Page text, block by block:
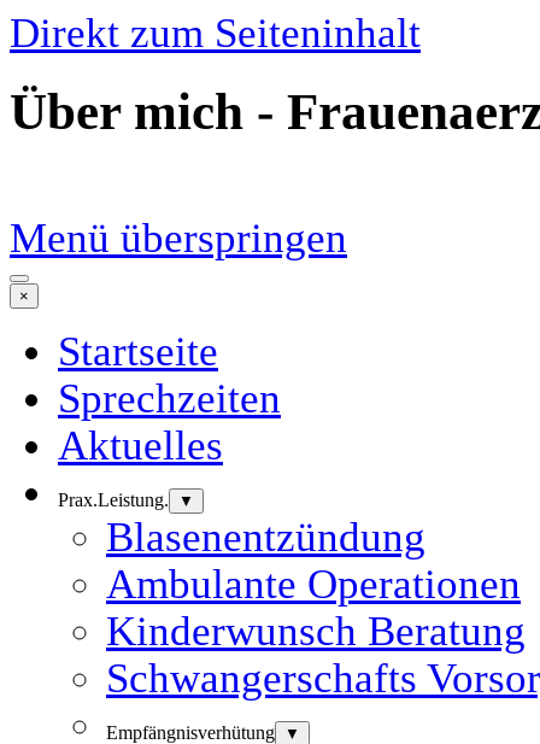
Direkt zum Seiteninhalt
Über mich -
Menü überspringen
×
Startseite
Sprechzeiten
Aktuelles
Prax.Leistung. ▼
Blasenentzündung
Ambulante Operationen
Kinderwunsch Beratung
Schwangerschafts
Empfängnisverhütung ▼